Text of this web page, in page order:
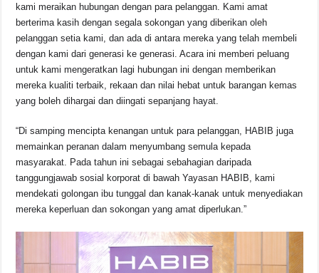
kami meraikan hubungan dengan para pelanggan. Kami amat
berterima kasih dengan segala sokongan yang diberikan oleh
pelanggan setia kami, dan ada di antara mereka yang telah membeli
dengan kami dari generasi ke generasi. Acara ini memberi peluang
untuk kami mengeratkan lagi hubungan ini dengan memberikan
mereka kualiti terbaik, rekaan dan nilai hebat untuk barangan kemas
yang boleh dihargai dan diingati sepanjang hayat.
“Di samping mencipta kenangan untuk para pelanggan, HABIB juga
memainkan peranan dalam menyumbang semula kepada
masyarakat. Pada tahun ini sebagai sebahagian daripada
tanggungjawab sosial korporat di bawah Yayasan HABIB, kami
mendekati golongan ibu tunggal dan kanak-kanak untuk menyediakan
mereka keperluan dan sokongan yang amat diperlukan.”